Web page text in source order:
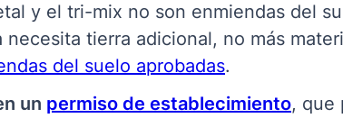
y el tri-mix no son enmiendas del
tierra adicional, no más
del suelo aprobadas.
un permiso de establecimiento, que